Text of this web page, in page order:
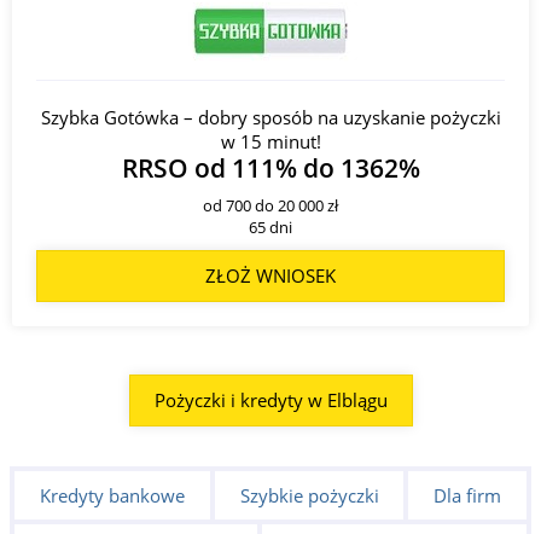
Szybka Gotówka – dobry sposób na uzyskanie pożyczki
w 15 minut!
RRSO od 111% do 1362%
od 700 do 20 000 zł
65 dni
ZŁOŻ WNIOSEK
Pożyczki i kredyty w Elblągu
Kredyty bankowe Szybkie pożyczki Dla firm